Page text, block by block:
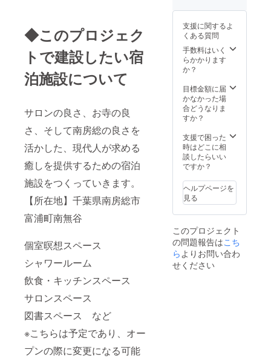
◆このプロジェク
トで建設したい宿
泊施設について
サロンの良さ、お寺の良
さ、そして南房総の良さを
活かした、現代人が求める
癒しを提供するための宿泊
施設をつくっていきます。
【所在地】千葉県南房総市
富浦町南無谷
個室暝想スペース
シャワールーム
飲食・キッチンスペース
サロンスペース
図書スペース など
※こちらは予定であり、オー
プンの際に変更になる可能
が加速
する今
こそ、
立ち止
まって
現実を
識しま
せん
か？
ルネス
瞑想」
をする
事で、
仏教の
体験の
基礎と
なる
「瞑
想」の
体験を
通し、
自分自
※2021
(予定)に
予約の
フォー
ムまた
はチ
を送ら
せてい
ただき
ます。
限：
2022年
6月末ま
で
ロマ
施術を
始める
のに最
適な、
ディ
ザーも
入った
アロマ
づくし
トで
す。 ・
シング
ルオイ
類 ・ブ
レンド
オイル
８種類
ラ ココ
ナッツ
オイル
（115m
L） ・
る”研修
いかと
思いま
す。 新
しい事
を学び
事は、
とても
大切な
目的で
かし一
方、お
寺での
研修
す”研修
です。
今まで
培った
ロセ
ス、常
識、地
位や肩
書きな
術を身
る研
修、
チーム
ワーク
向上、
講座。
課題の
数だけ
研修の
ありま
す。 そ
れらを
大き括
多く
が“身に
つけ
る”研修
いかと
思いま
す。 新
しい事
を学び
支援に関するよ
くある質問
手数料はいく
らかかります
か？
目標金額に届
かなかった場
合どうなりま
すか？
支援で困った
時はどこに相
談したらいい
ですか？
ヘルプページを
見る
このプロジェクト
の問題報告はこち
ら よりお問い合わ
せください